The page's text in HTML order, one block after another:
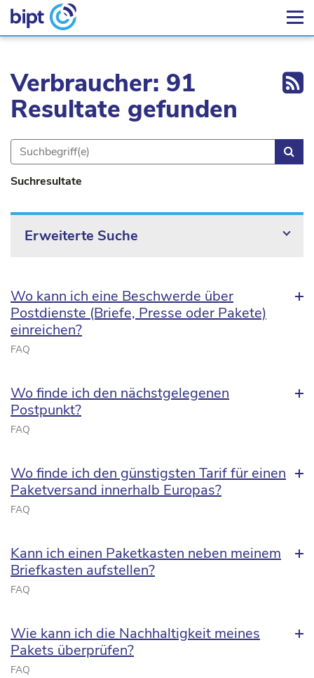
Verbraucher: 91
Resultate gefunden
Suchresultate
Erweiterte Suche
Wo kann ich eine Beschwerde über
Postdienste (Briefe, Presse oder Pakete)
einreichen?
FAQ
Wo finde ich den nächstgelegenen
Postpunkt?
FAQ
Wo finde ich den günstigsten Tarif für einen
Paketversand innerhalb Europas?
FAQ
Kann ich einen Paketkasten neben meinem
Briefkasten aufstellen?
FAQ
Wie kann ich die Nachhaltigkeit meines
Pakets überprüfen?
FAQ